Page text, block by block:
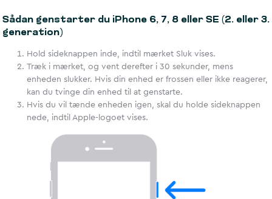
Sådan genstarter du iPhone 6, 7, 8 eller SE (2. eller 3.
generation)
Hold sideknappen inde, indtil mærket Sluk vises.
Træk i mærket, og vent derefter i 30 sekunder, mens
enheden slukker. Hvis din enhed er frossen eller ikke reagerer,
kan du tvinge din enhed til at genstarte.
Hvis du vil tænde enheden igen, skal du holde sideknappen
nede, indtil Apple-logoet vises.